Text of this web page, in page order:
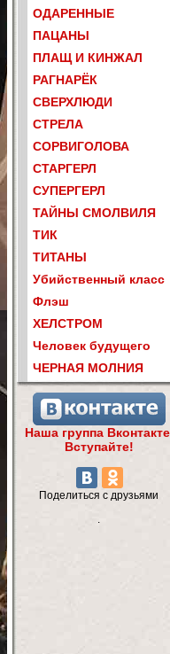
ОДАРЕННЫЕ
ПАЦАНЫ
ПЛАЩ И КИНЖАЛ
РАГНАРЁК
СВЕРХЛЮДИ
СТРЕЛА
СОРВИГОЛОВА
СТАРГЕРЛ
СУПЕРГЕРЛ
ТАЙНЫ СМОЛВИЛЯ
ТИК
ТИТАНЫ
Убийственный класс
Флэш
ХЕЛСТРОМ
Человек будущего
ЧЕРНАЯ МОЛНИЯ
Наша группа
Вступайте!
Поделиться с друзьями
.